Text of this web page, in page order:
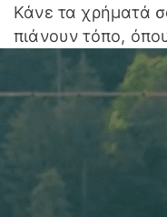
Κάνε τα χρήματά
πιάνουν τόπο,